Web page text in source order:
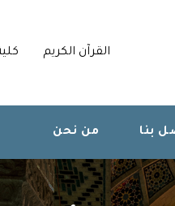
القرآن الكريم
بنا من نحن